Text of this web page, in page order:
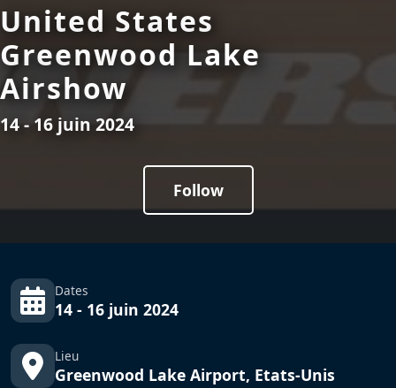
United States
Greenwood Lake
Airshow
14 - 16 juin 2024
Follow
Dates
14 - 16 juin 2024
Lieu
Greenwood Lake Airport, Etats-Unis